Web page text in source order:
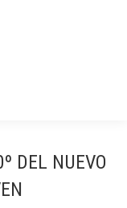
DEL NUEVO